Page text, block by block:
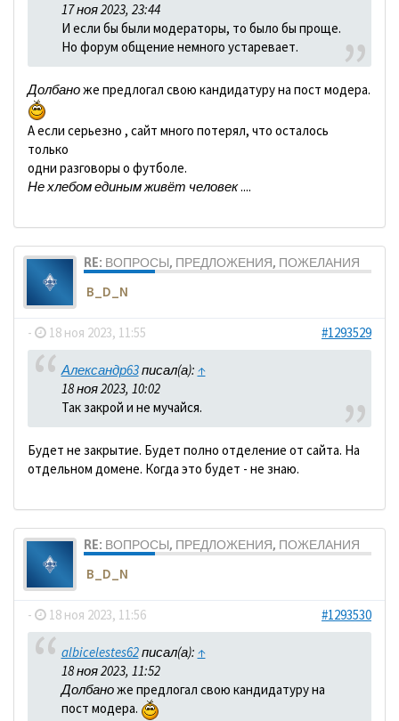
17 ноя 2023, 23:44
И если бы были модераторы, то было бы проще.
Но форум общение немного устаревает.
Долбаноже предлогал свою кандидатуру на пост модера.
А если серьезно , сайт много потерял, что осталось
только
одни разговоры о футболе.
Не хлебом единым живёт человек....
RE: ВОПРОСЫ, ПРЕДЛОЖЕНИЯ, ПОЖЕЛАНИЯ
B_D_N
- 18 ноя 2023, 11:55 #1293529
Александр63писал(а): ↑
18 ноя 2023, 10:02
Так закрой и не мучайся.
Будет не закрытие. Будет полно отделение от сайта. На
отдельном домене. Когда это будет - не знаю.
RE: ВОПРОСЫ, ПРЕДЛОЖЕНИЯ, ПОЖЕЛАНИЯ
B_D_N
- 18 ноя 2023, 11:56 #1293530
albicelestes62писал(а): ↑
18 ноя 2023, 11:52
Долбаноже предлогал свою кандидатуру на
пост модера.